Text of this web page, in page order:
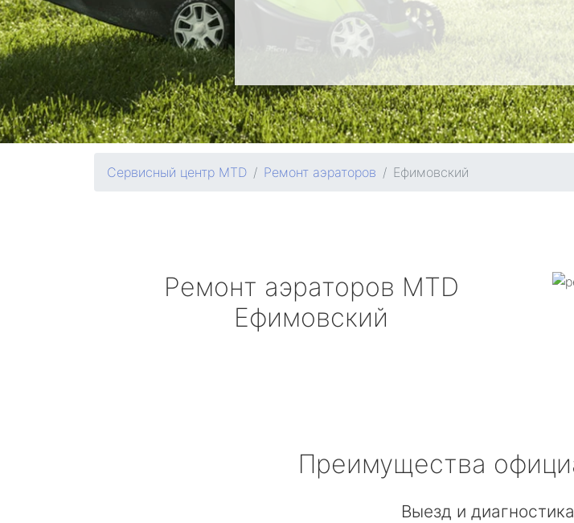
Сервисный центр MTD Ремонт аэраторов Ефимовский
Ремонт аэраторов MTD
Ефимовский
Преимущества
Выезд и